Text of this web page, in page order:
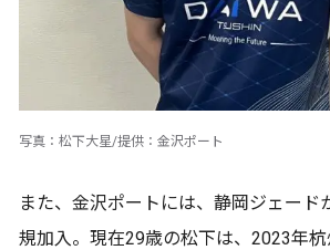
写真：松下大星/提供：金沢ポート
また、金沢ポートには、静岡ジェード
規加入。現在29歳の松下は、2023年